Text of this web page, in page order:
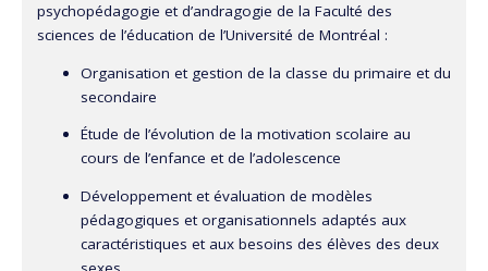
été marqués par plusieurs réalisations significatives.
psychopédagogie et d’andragogie de la Faculté des
sciences de l’éducation de l’Université de Montréal :
Organisation et gestion de la classe du primaire et du
secondaire
Étude de l’évolution de la motivation scolaire au
cours de l’enfance et de l’adolescence
Développement et évaluation de modèles
pédagogiques et organisationnels adaptés aux
caractéristiques et aux besoins des élèves des deux